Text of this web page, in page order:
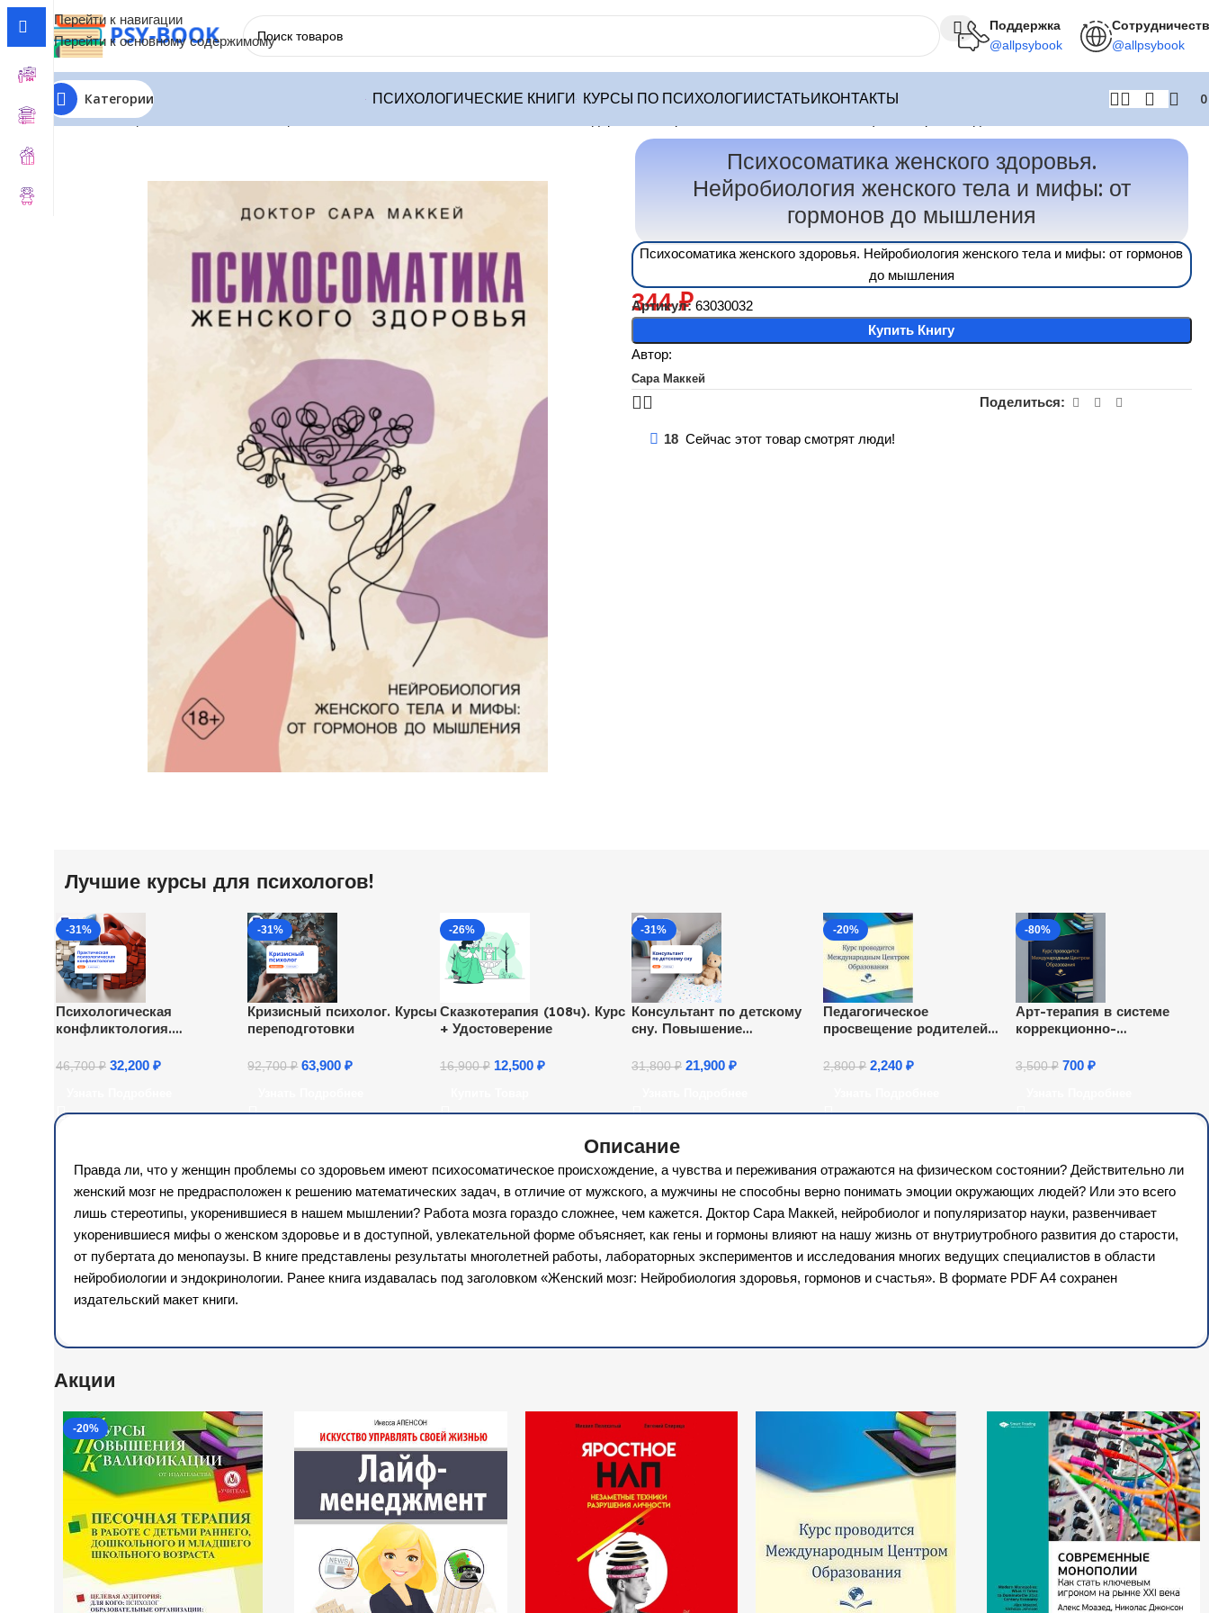
Перейти к навигации
Перейти к основному содержимому
Поддержка
@allpsybook @allpsybook
Категории ПСИХОЛОГИЧЕСКИЕ КНИГИ КУРСЫ ПО ПСИХОЛОГИИСТАТЬИ КОНТАКТЫ
Главная Терапия по Состояниям
Психосоматика женского здоровья.
Нейробиология женского тела и мифы: от
гормонов до мышления
Психосоматика женского здоровья. Нейробиология женского тела и мифы: от гормонов
до мышления
Артикул:63030032
344₽
Купить Книгу
Автор:
Сара Маккей
Поделиться:
18 Сейчас этот товар смотрят люди!
Лучшие курсы для психологов!
-31%
Психологическая
конфликтология.
46,700₽ 32,200 ₽
-31%
Кризисный психолог. Курсы
переподготовки
92,700₽ 63,900₽
-26%
Сказкотерапия (108ч). Курс
+ Удостоверение
16,900₽ 12,500 ₽
-31%
Консультант по детскому
сну. Повышение
31,800₽ 21,900 ₽
-20%
Педагогическое
просвещение родителей
детей дошкольного
образовательные
2,800₽ 2,240₽
-80%
Арт-терапия в системе
коррекционно-
педагога-психолога (72 ч.)
3,500₽ 700 ₽
Описание
Правда ли, что у женщин проблемы со здоровьем имеют психосоматическое происхождение, а чувства и переживания отражаются на физическом состоянии? Действительно ли
женский мозг не предрасположен к решению математических задач, в отличие от мужского, а мужчины не способны верно понимать эмоции окружающих людей? Или это всего
лишь стереотипы, укоренившиеся в нашем мышлении? Работа мозга гораздо сложнее, чем кажется. Доктор Сара Маккей, нейробиолог и популяризатор науки, развенчивает
укоренившиеся мифы о женском здоровье и в доступной, увлекательной форме объясняет, как гены и гормоны влияют на нашу жизнь от внутриутробного развития до старости,
от пубертата до менопаузы. В книге представлены результаты многолетней работы, лабораторных экспериментов и исследования многих ведущих специалистов в области
нейробиологии и эндокринологии. Ранее книга издавалась под заголовком «Женский мозг: Нейробиология здоровья, гормонов и счастья». В формате PDF A4 сохранен
издательский макет книги.
Акции
-20%